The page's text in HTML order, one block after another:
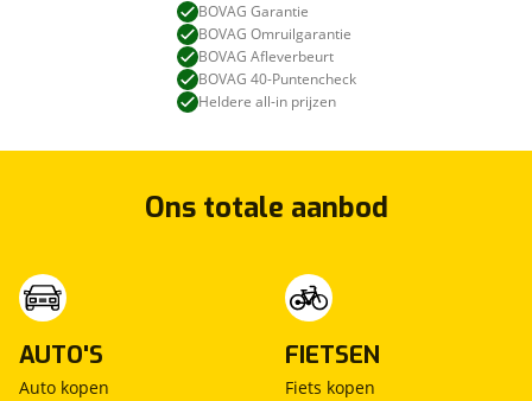
BOVAG Garantie
BOVAG Omruilgarantie
BOVAG Afleverbeurt
BOVAG 40-Puntencheck
Heldere all-in prijzen
Ons totale aanbod
AUTO'S
Auto kopen
FIETSEN
Fiets kopen